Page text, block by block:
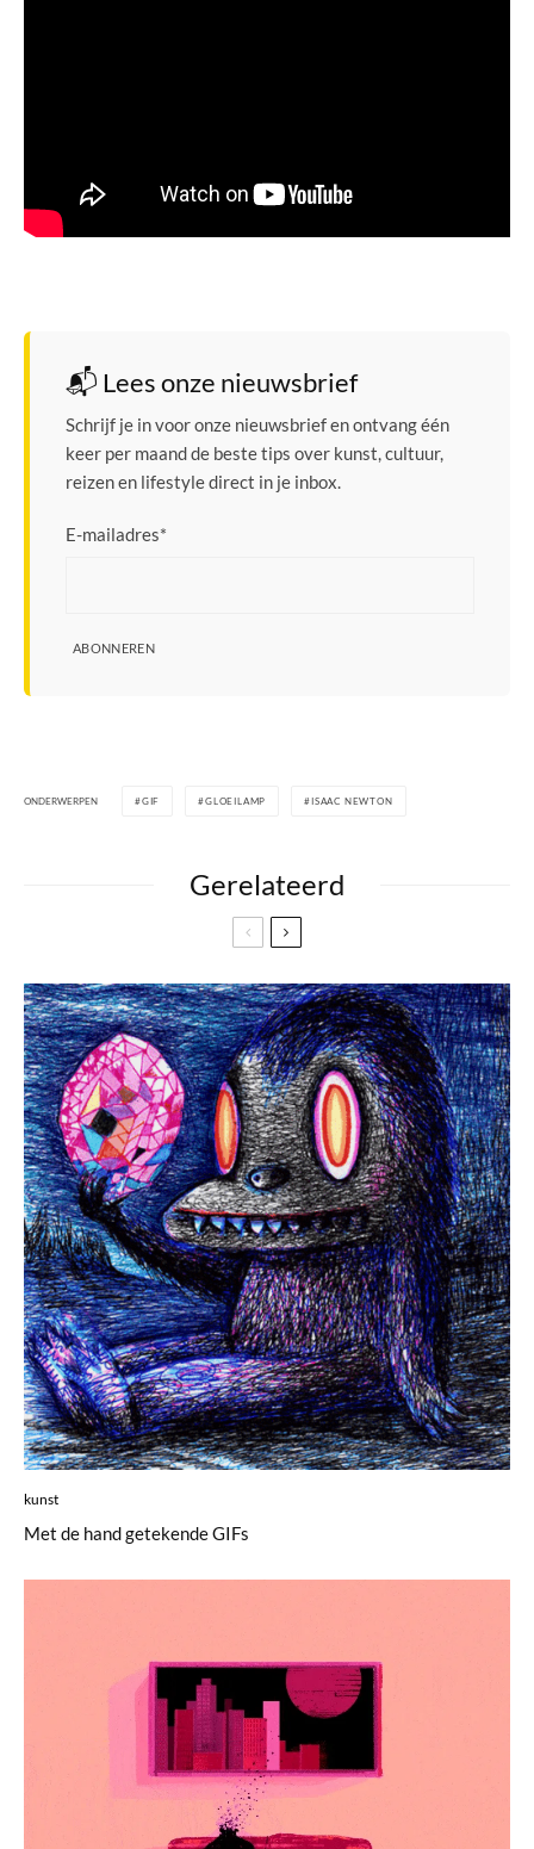
📬 Lees onze nieuwsbrief
Schrijf je in voor onze nieuwsbrief en ontvang één
keer per maand de beste tips over kunst, cultuur,
reizen en lifestyle direct in je inbox.
E-mailadres*
ABONNEREN
ONDERWERPEN GIF GLOEILAMP ISAAC NEWTON
Gerelateerd
kunst
Met de hand getekende GIFs